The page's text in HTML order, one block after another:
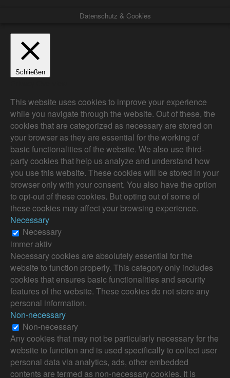
Datenschutz & Cookies
Schließen
This website uses cookies to improve your experience
while you navigate through the website. Out of these, the
cookies that are categorized as necessary are stored on
your browser as they are essential for the working of
basic functionalities of the website. We also use third-
party cookies that help us analyze and understand how
you use this website. These cookies will be stored in your
browser only with your consent. You also have the option
to opt-out of these cookies. But opting out of some of
these cookies may affect your browsing experience.
Necessary
Necessary
immer aktiv
Necessary cookies are absolutely essential for the
website to function properly. This category only includes
cookies that ensures basic functionalities and security
features of the website. These cookies do not store any
personal information.
Non-necessary
Non-necessary
Any cookies that may not be particularly necessary for the
website to function and is used specifically to collect user
personal data via analytics, ads, other embedded
contents are termed as non-necessary cookies. It is